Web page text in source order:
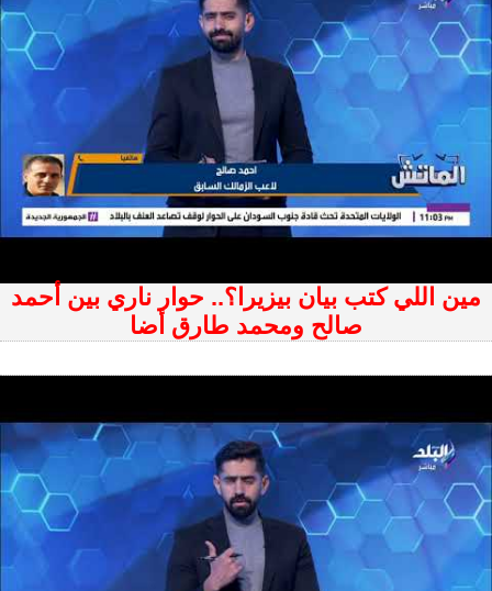
مين اللي كتب بيان بيزيرا؟.. حوار ناري بين أحمد
صالح ومحمد طارق أضا